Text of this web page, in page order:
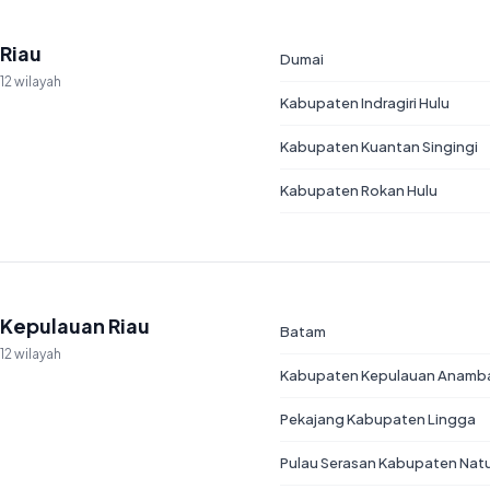
Riau
12 wilayah
Dumai
Kabupaten Indragiri Hulu
Kabupaten Kuantan Singingi
Kabupaten Rokan Hulu
Kepulauan Riau
12 wilayah
Batam
Kabupaten Kepulauan
Pekajang Kabupaten Lingga
Pulau Serasan Kabupaten